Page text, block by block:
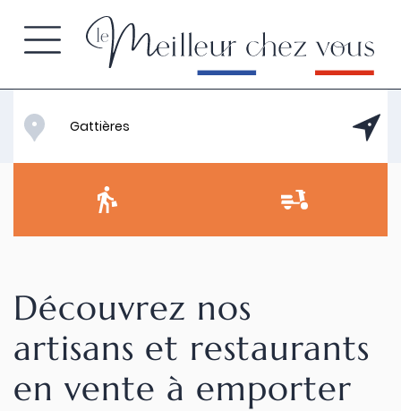
Découvrez nos
artisans et restaurants
en vente à emporter